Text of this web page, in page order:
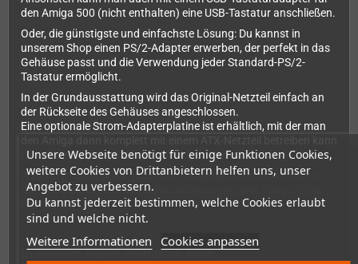
Unsere Webseite benötigt für einige Funktionen Cookies,
weitere Cookies von Drittanbietern helfen uns, unser
Angebot zu verbessern.
Du kannst jederzeit bestimmen, welche Cookies erlaubt
sind und welche nicht.
Weitere Informationen Cookies anpassen
den Amiga 500 (nicht enthalten) eine USB-Tastatur anschließen.
Oder, die günstigste und einfachste Lösung: Du kannst in
unserem Shop einen PS/2-Adapter erwerben, der perfekt in das
Gehäuse passt und die Verwendung jeder Standard-PS/2-
Tastatur ermöglicht.
In der Grundausstattung wird das Original-Netzteil einfach an
der Rückseite des Gehäuses angeschlossen.
Eine optionale Strom-Adapterplatine ist erhältlich, mit der man
(dieses kann komplett ins Gehäuse eingebaut werden).
Außerdem ist optional auch eine Adapterplatine erhältlich, die
den Amiga 500 im Checkmate-Gehäuse um zwei Zorro2-Slots
erweitert.
In diesem Paket enthalten sind: